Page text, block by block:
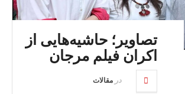
تصاویر؛ حاشیه‌هایی از
اکران فیلم مرجان
در مقالات